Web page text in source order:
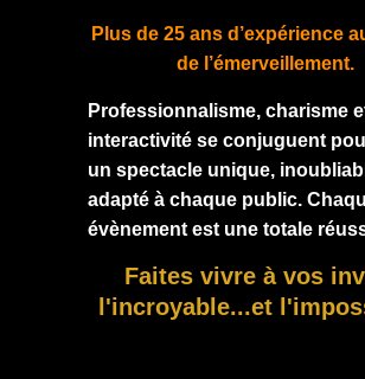
Plus de 25 ans d’expérience
de l’émerveillement.
Professionnalisme, charisme
interactivité se conjuguent
un spectacle unique,
adapté à chaque public.
évènement est une totale
Faites vivre à vos
l'incroyable...et